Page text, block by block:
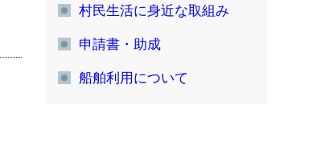
村民生活に身近な取組み
申請書・助成
船舶利用について